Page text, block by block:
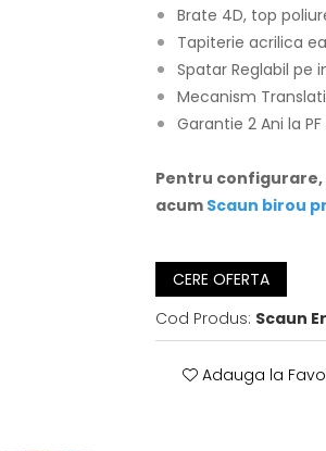
Brate 4D, top
Tapiterie acrilica
Spatar Reglabil pe
Mecanism
Garantie 2 Ani la PF
Pentru
acum Scaun birou
CERE OFERTA
Cod Produs: Scaun
Adauga la